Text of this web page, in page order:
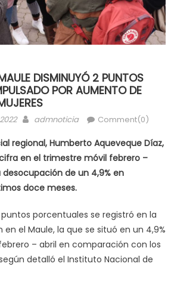
DISMINUYÓ 2 PUNTOS
POR AUMENTO DE
Author
admnoticia Comment(0)
regional, Humberto Aqueveque Díaz,
en el trimestre móvil febrero –
de un 4,9% en
doce meses.
porcentuales se registró en la
el Maule, la que se situó en un 4,9%
– abril en comparación con los
detalló el Instituto Nacional de